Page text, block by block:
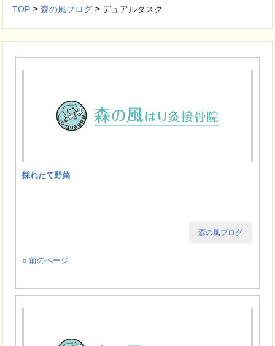
TOP >森の風ブログ >デュアルタスク
採れたて野菜
森の風ブログ
« 前のページ